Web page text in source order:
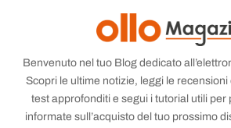
Benvenuto nel tuo Blog dedicato
Scopri le ultime notizie, leggi le
test approfonditi e segui i tutorial utili per
informate sull’acquisto del tuo prossimo